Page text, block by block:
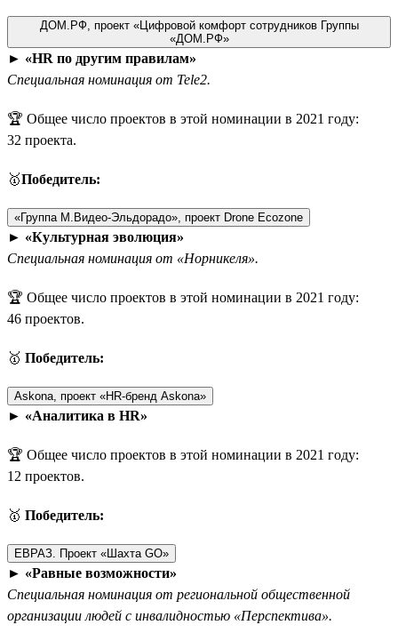
ДОМ.РФ, проект «Цифровой комфорт сотрудников Группы
«ДОМ.РФ»
► «HR по другим правилам»
Специальная номинация от Tele2.
🏆 Общее число проектов в этой номинации в 2021 году:
32 проекта.
🥇Победитель:
«Группа М.Видео-Эльдорадо», проект Drone Ecozone
► «Культурная эволюция»
Специальная номинация от «Норникеля».
🏆 Общее число проектов в этой номинации в 2021 году:
46 проектов.
🥇 Победитель:
Askona, проект «HR-бренд Askona»
► «Аналитика в HR»
🏆 Общее число проектов в этой номинации в 2021 году:
12 проектов.
🥇 Победитель:
ЕВРАЗ. Проект «Шахта GO»
► «Равные возможности»
Специальная номинация от региональной общественной
организации людей с инвалидностью «Перспектива».